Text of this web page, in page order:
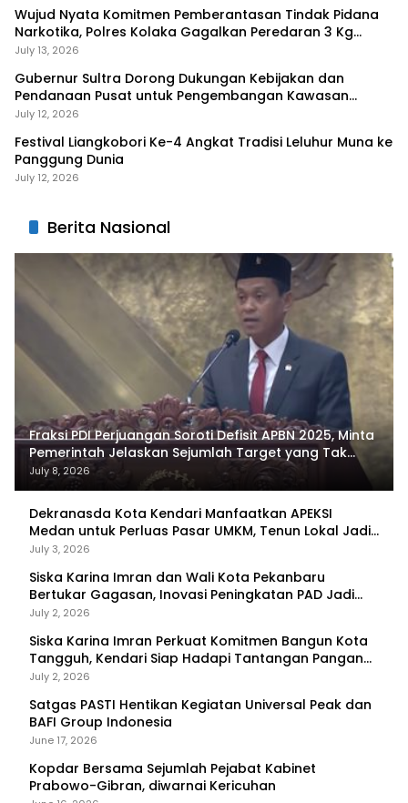
Wujud Nyata Komitmen Pemberantasan Tindak Pidana
Narkotika, Polres Kolaka Gagalkan Peredaran 3 Kg
Sabu-Sabu
July 13, 2026
Gubernur Sultra Dorong Dukungan Kebijakan dan
Pendanaan Pusat untuk Pengembangan Kawasan
Liangkobhori
July 12, 2026
Festival Liangkobori Ke-4 Angkat Tradisi Leluhur Muna ke
Panggung Dunia
July 12, 2026
Berita Nasional
Fraksi PDI Perjuangan Soroti Defisit APBN 2025, Minta
Pemerintah Jelaskan Sejumlah Target yang Tak
Tercapai
July 8, 2026
Dekranasda Kota Kendari Manfaatkan APEKSI
Medan untuk Perluas Pasar UMKM, Tenun Lokal Jadi
Primadona
July 3, 2026
Siska Karina Imran dan Wali Kota Pekanbaru
Bertukar Gagasan, Inovasi Peningkatan PAD Jadi
Fokus Diskusi
July 2, 2026
Siska Karina Imran Perkuat Komitmen Bangun Kota
Tangguh, Kendari Siap Hadapi Tantangan Pangan
dan Bencana
July 2, 2026
Satgas PASTI Hentikan Kegiatan Universal Peak dan
BAFI Group Indonesia
June 17, 2026
Kopdar Bersama Sejumlah Pejabat Kabinet
Prabowo-Gibran, diwarnai Kericuhan